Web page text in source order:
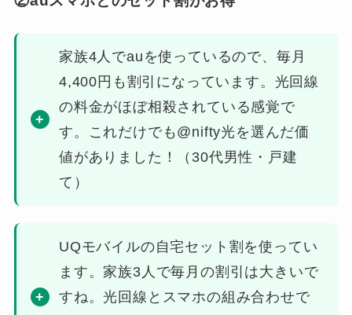
家族4人でauを使っているので、毎月
4,400円も割引になっています。光回線
の料金がほぼ相殺されている感覚で
す。これだけでも@nifty光を選んだ価
値がありました！（30代男性・戸建
て）
UQモバイルの自宅セット割を使ってい
ます。家族3人で毎月の割引は大きいで
すね。光回線とスマホの組み合わせで